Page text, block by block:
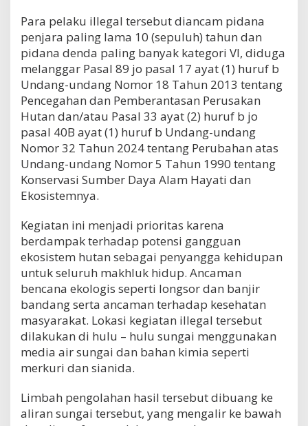
Para pelaku illegal tersebut diancam pidana
penjara paling lama 10 (sepuluh) tahun dan
pidana denda paling banyak kategori VI, diduga
melanggar Pasal 89 jo pasal 17 ayat (1) huruf b
Undang-undang Nomor 18 Tahun 2013 tentang
Pencegahan dan Pemberantasan Perusakan
Hutan dan/atau Pasal 33 ayat (2) huruf b jo
pasal 40B ayat (1) huruf b Undang-undang
Nomor 32 Tahun 2024 tentang Perubahan atas
Undang-undang Nomor 5 Tahun 1990 tentang
Konservasi Sumber Daya Alam Hayati dan
Ekosistemnya.
Kegiatan ini menjadi prioritas karena
berdampak terhadap potensi gangguan
ekosistem hutan sebagai penyangga kehidupan
untuk seluruh makhluk hidup. Ancaman
bencana ekologis seperti longsor dan banjir
bandang serta ancaman terhadap kesehatan
masyarakat. Lokasi kegiatan illegal tersebut
dilakukan di hulu – hulu sungai menggunakan
media air sungai dan bahan kimia seperti
merkuri dan sianida.
Limbah pengolahan hasil tersebut dibuang ke
aliran sungai tersebut, yang mengalir ke bawah